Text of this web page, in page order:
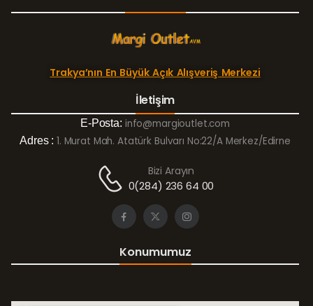
Trakya’nın En Büyük Açık Alışveriş Merkezi
İletişim
E-Posta: info@margioutlet.com
Adres : 1. Murat Mah. Atatürk Bulvarı No:22/A Merkez/Edirne
Bizi Arayın
0(284) 236 64 00
Konumumuz